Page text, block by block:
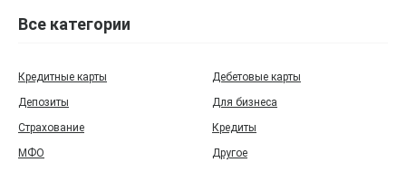
Все категории
Кредитные карты
Дебетовые карты
Депозиты
Для бизнеса
Страхование
Кредиты
МФО
Другое